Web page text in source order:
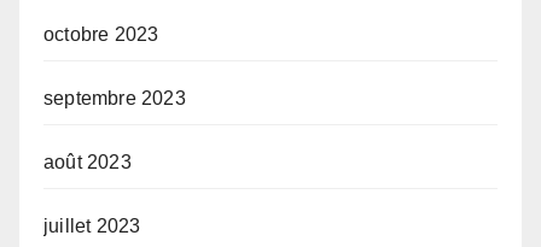
octobre 2023
septembre 2023
août 2023
juillet 2023